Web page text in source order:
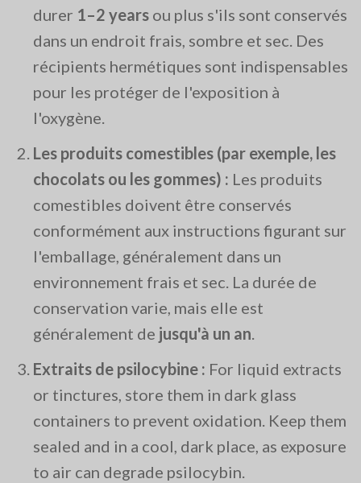
durer 1–2 years ou plus s'ils sont conservés
dans un endroit frais, sombre et sec. Des
récipients hermétiques sont indispensables
pour les protéger de l'exposition à
l'oxygène.
Les produits comestibles (par exemple, les
chocolats ou les gommes) : Les produits
comestibles doivent être conservés
conformément aux instructions figurant sur
l'emballage, généralement dans un
environnement frais et sec. La durée de
conservation varie, mais elle est
généralement de jusqu'à un an​.
Extraits de psilocybine : For liquid extracts
or tinctures, store them in dark glass
containers to prevent oxidation. Keep them
sealed and in a cool, dark place, as exposure
to air can degrade psilocybin​.